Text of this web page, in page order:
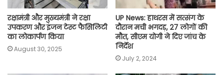
रक्षामंत्री और मुख्यमंत्री ने रक्षा
उपकरण और इंजन टेस्ट फैसिलिटी
का लोकार्पण किया
August 30, 2025
UP News: हाथरस में सत्संग के
दौरान मची भगदड़, 27 लोगों की
मौत, सीएम योगी ने दिए जांच के
निर्देश
July 2, 2024